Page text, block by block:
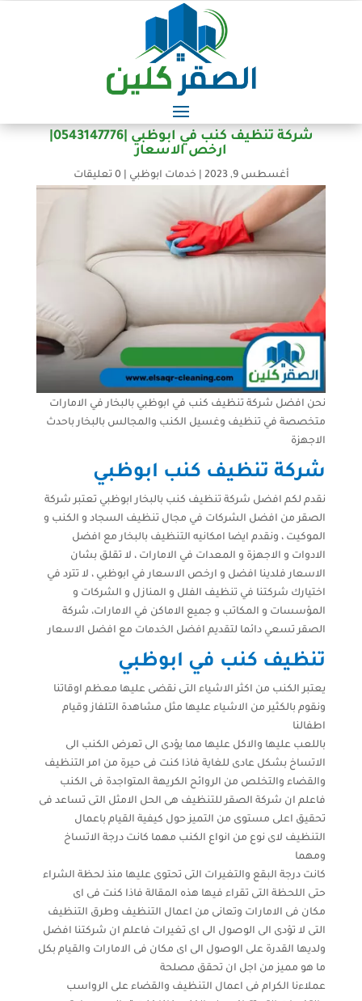
ارخص الاسعار
أغسطس 9, 2023 خدمات ابوظبي |0 تعليقات
نحن افضل شركة تنظيف كنب في ابوظبي بالبخار في الامارات
متخصصة في تنظيف وغسيل الكنب والمجالس بالبخار باحدث
الاجهزة
شركة تنظيف كنب ابوظبي
نقدم لكم افضل شركة تنظيف كنب بالبخار ابوظبي تعتبر شركة
الصقر من افضل الشركات في مجال تنظيف السجاد و الكنب و
الموكيت ، ونقدم ايضا امكانيه التنظيف بالبخار مع افضل
الادوات و الاجهزة و المعدات في الامارات ، لا تقلق بشان
الاسعار فلدينا افضل و ارخص الاسعار في ابوظبي ، لا تترد في
اختيارك شركتنا في تنظيف الفلل و المنازل و الشركات و
المؤسسات و المكاتب و جميع الاماكن في الامارات، شركة
الصقر تسعي دائما لتقديم افضل الخدمات مع افضل الاسعار
تنظيف كنب في ابوظبي
يعتبر الكنب من اكثر الاشياء التى نقضى عليها معظم اوقاتنا
ونقوم بالكثير من الاشياء عليها مثل مشاهدة التلفاز وقيام
اطفالنا
باللعب عليها والاكل عليها مما يؤدى الى تعرض الكنب الى
الاتساخ بشكل عادى للغاية فاذا كنت فى حيرة من امر التنظيف
والقضاء والتخلص من الروائح الكريهة المتواجدة فى الكنب
فاعلم ان شركة الصقر للتنظيف هى الحل الامثل التى تساعد فى
تحقيق اعلى مستوى من التميز حول كيفية القيام باعمال
التنظيف لاى نوع من انواع الكنب مهما كانت درجة الاتساخ
ومهما
كانت درجة البقع والتغيرات التى تحتوى عليها منذ لحظة الشراء
حتى اللحظة التى تقراء فيها هذه المقالة فاذا كنت فى اى
مكان فى الامارات وتعانى من اعمال التنظيف وطرق التنظيف
التى لا تؤدى الى الوصول الى اى تغيرات فاعلم ان شركتنا افضل
ولديها القدرة على الوصول الى اى مكان فى الامارات والقيام بكل
ما هو مميز من اجل ان تحقق مصلحة
عملاءنا الكرام فى اعمال التنظيف والقضاء على الرواسب